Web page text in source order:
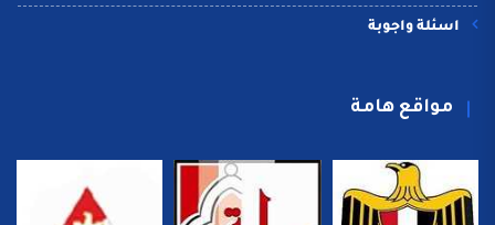
اسئلة واجوبة
مواقع هامة